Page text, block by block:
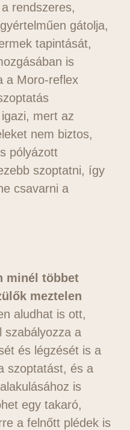
rendszeres,
gátolja,
tapintását,
is
a Moro-reflex
mert az
nem biztos,
pólyázott
szoptatni, így
csavarni a
minél többet
meztelen
aludhat is ott,
szabályozza a
és légzését is a
szoptatást, és a
is
egy takaró,
a felnőtt plédek is